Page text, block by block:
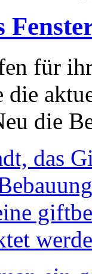
für
die
die
das